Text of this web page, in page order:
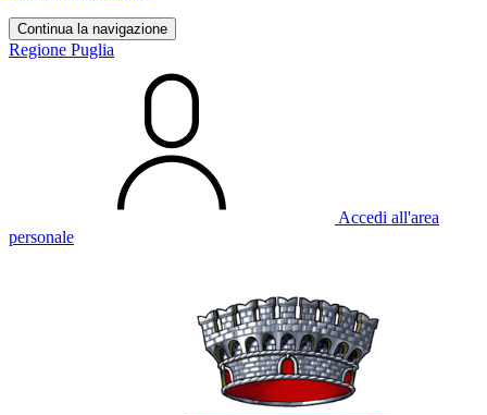
Continua la navigazione
Regione Puglia
Accedi all'area
personale